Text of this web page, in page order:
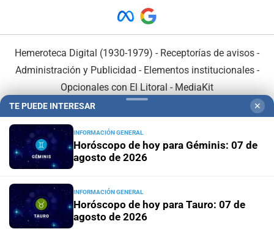
Hemeroteca Digital (1930-1979) - Receptorías de avisos -
Administración y Publicidad - Elementos institucionales-
Opcionales con El Litoral - MediaKit
En Asociación con:
TE PUEDE INTERESAR ✕
INFORMACIÓN GENERAL
Horóscopo de hoy para Géminis: 07 de
agosto de 2026
INFORMACIÓN GENERAL
Horóscopo de hoy para Tauro: 07 de
agosto de 2026